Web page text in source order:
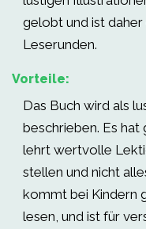
gelobt und ist
Leserunden.
Vorteile:
Das Buch wird als
beschrieben. Es
lehrt wertvolle
stellen und nicht
kommt bei Kindern
lesen, und ist für